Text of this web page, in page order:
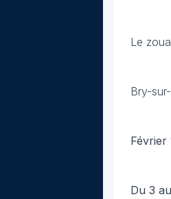
Le
Bry-
Février
Du 3